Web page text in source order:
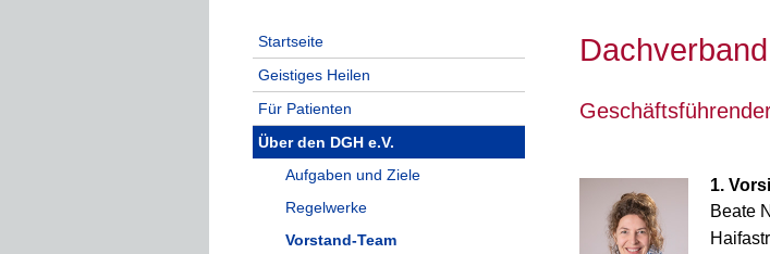
Startseite
Geistiges Heilen
Für Patienten
Über den DGH e.V.
Aufgaben und Ziele
Regelwerke
Vorstand-Team
1.
Beate